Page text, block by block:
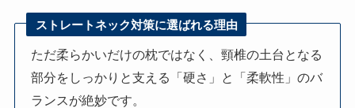
ストレートネック対策に選ばれる理由
ただ柔らかいだけの枕ではなく、頸椎の土台となる
部分をしっかりと支える「硬さ」と「柔軟性」のバ
ランスが絶妙です。